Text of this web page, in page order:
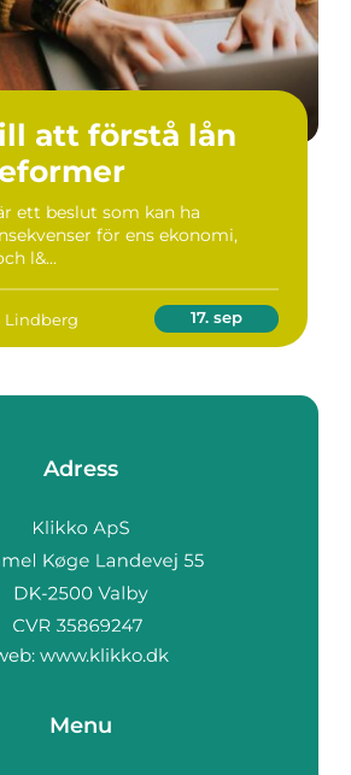
att förstå lån
ett beslut som kan ha
för ens ekonomi,
l&...
Lindberg 17. sep
Adress
www.klikko.dk
Menu